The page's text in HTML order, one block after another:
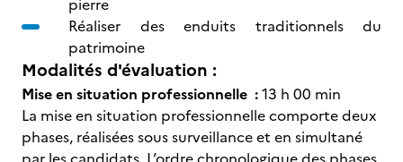
pierre
Réaliser des enduits traditionnels du
patrimoine
Modalités d'évaluation :
Mise en situation professionnelle :13 h 00 min
La mise en situation professionnelle comporte deux
phases, réalisées sous surveillance et en simultané